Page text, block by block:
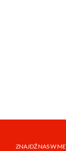
ZNAJDŹ NAS W